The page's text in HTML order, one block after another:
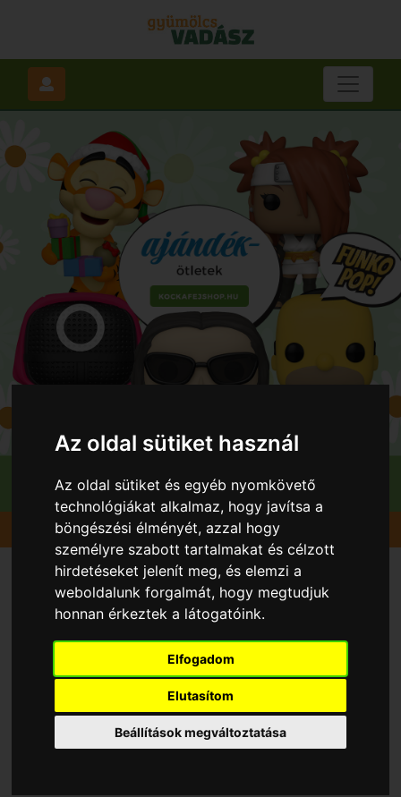
Az oldal sütiket használ
Az oldal sütiket és egyéb nyomkövető
technológiákat alkalmaz, hogy javítsa a
böngészési élményét, azzal hogy
személyre szabott tartalmakat és célzott
hirdetéseket jelenít meg, és elemzi a
weboldalunk forgalmát, hogy megtudjuk
honnan érkeztek a látogatóink.
Elfogadom
Elutasítom
Beállítások megváltoztatása
Gyümölcsök Őszibarack Elberta